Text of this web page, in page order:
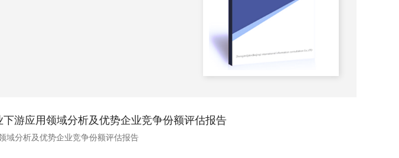
游应用领域分析及优势企业竞争份额评估报告
域分析及优势企业竞争份额评估报告